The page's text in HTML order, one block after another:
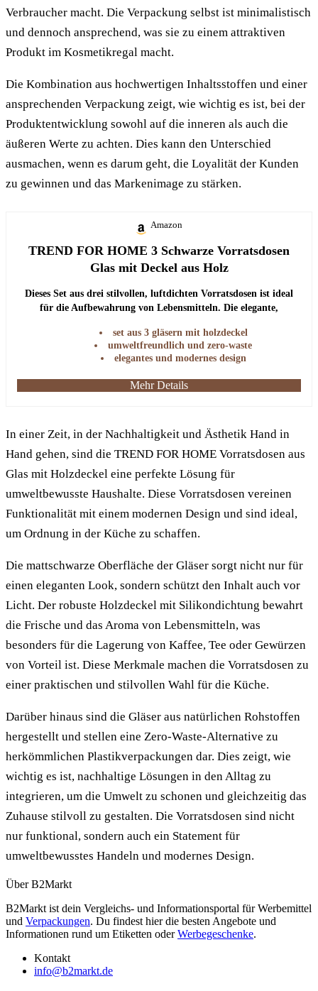
Verbraucher macht. Die Verpackung selbst ist minimalistisch
und dennoch ansprechend, was sie zu einem attraktiven
Produkt im Kosmetikregal macht.
Die Kombination aus hochwertigen Inhaltsstoffen und einer
ansprechenden Verpackung zeigt, wie wichtig es ist, bei der
Produktentwicklung sowohl auf die inneren als auch die
äußeren Werte zu achten. Dies kann den Unterschied
ausmachen, wenn es darum geht, die Loyalität der Kunden
zu gewinnen und das Markenimage zu stärken.
Amazon
TREND FOR HOME 3 Schwarze Vorratsdosen
Glas mit Deckel aus Holz
Dieses Set aus drei stilvollen, luftdichten Vorratsdosen ist ideal
für die Aufbewahrung von Lebensmitteln. Die elegante,
Küche einen modernen Touch.
set aus 3 gläsern mit holzdeckel
umweltfreundlich und zero-waste
elegantes und modernes design
Mehr Details
In einer Zeit, in der Nachhaltigkeit und Ästhetik Hand in
Hand gehen, sind die TREND FOR HOME Vorratsdosen aus
Glas mit Holzdeckel eine perfekte Lösung für
umweltbewusste Haushalte. Diese Vorratsdosen vereinen
Funktionalität mit einem modernen Design und sind ideal,
um Ordnung in der Küche zu schaffen.
Die mattschwarze Oberfläche der Gläser sorgt nicht nur für
einen eleganten Look, sondern schützt den Inhalt auch vor
Licht. Der robuste Holzdeckel mit Silikondichtung bewahrt
die Frische und das Aroma von Lebensmitteln, was
besonders für die Lagerung von Kaffee, Tee oder Gewürzen
von Vorteil ist. Diese Merkmale machen die Vorratsdosen zu
einer praktischen und stilvollen Wahl für die Küche.
Darüber hinaus sind die Gläser aus natürlichen Rohstoffen
hergestellt und stellen eine Zero-Waste-Alternative zu
herkömmlichen Plastikverpackungen dar. Dies zeigt, wie
wichtig es ist, nachhaltige Lösungen in den Alltag zu
integrieren, um die Umwelt zu schonen und gleichzeitig das
Zuhause stilvoll zu gestalten. Die Vorratsdosen sind nicht
nur funktional, sondern auch ein Statement für
umweltbewusstes Handeln und modernes Design.
Über B2Markt
B2Markt ist dein Vergleichs- und Informationsportal für Werbemittel
und Verpackungen. Du findest hier die besten Angebote und
Informationen rund um Etiketten oderWerbegeschenke.
Kontakt
info@b2markt.de